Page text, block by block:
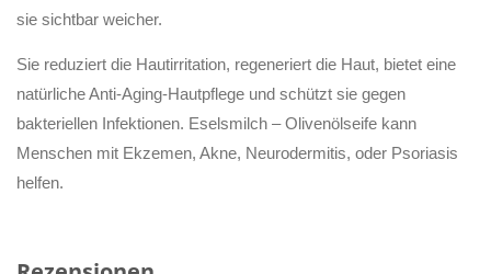
sie sichtbar weicher.
Sie reduziert die Hautirritation, regeneriert die Haut, bietet eine
natürliche Anti-Aging-Hautpflege und schützt sie gegen
bakteriellen Infektionen. Eselsmilch – Olivenölseife kann
Menschen mit Ekzemen, Akne, Neurodermitis, oder Psoriasis
helfen.